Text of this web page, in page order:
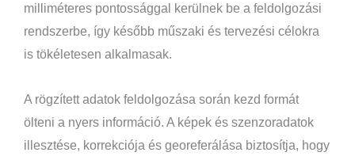
milliméteres pontossággal kerülnek be a feldolgozási
rendszerbe, így később műszaki és tervezési célokra
is tökéletesen alkalmasak.
A rögzített adatok feldolgozása során kezd formát
ölteni a nyers információ. A képek és szenzoradatok
illesztése, korrekciója és georeferálása biztosítja, hogy